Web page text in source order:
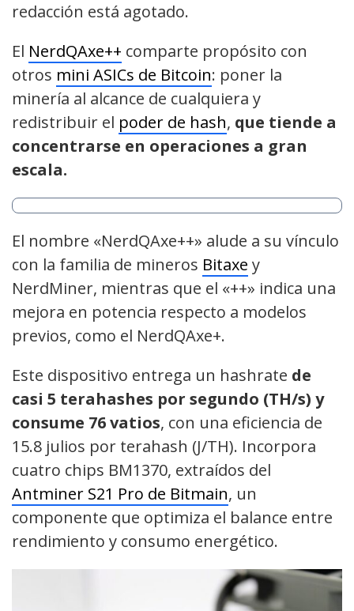
redacción está agotado.
El NerdQAxe++ comparte propósito con
otros mini ASICs de Bitcoin: poner la
minería al alcance de cualquiera y
redistribuir el poder de hash, que tiende a
concentrarse en operaciones a gran
escala.
El nombre «NerdQAxe++» alude a su vínculo
con la familia de mineros Bitaxe y
NerdMiner, mientras que el «++» indica una
mejora en potencia respecto a modelos
previos, como el NerdQAxe+.
Este dispositivo entrega un hashrate de
casi 5 terahashes por segundo (TH/s) y
consume 76 vatios, con una eficiencia de
15.8 julios por terahash (J/TH). Incorpora
cuatro chips BM1370, extraídos del
Antminer S21 Pro de Bitmain, un
componente que optimiza el balance entre
rendimiento y consumo energético.